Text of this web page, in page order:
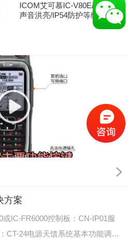
ICOM艾可慕IC-V80E/IC-
U80E手持对讲机（停产）
声音洪亮/IP54防护等级/手动
方案
IC-FR6000控制板：CN-IP01服
CT-24电源天馈系统基本功能调度